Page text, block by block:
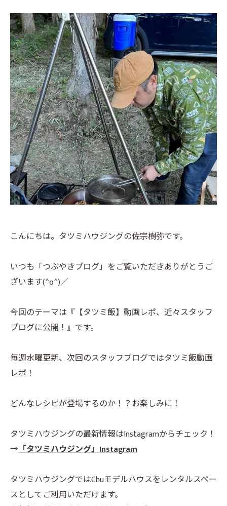
こんにちは。タツミハウジングの佐宗樹弥です。
いつも「つぶやきブログ」をご覧いただきありがとうご
ざいます(^o^)／
今回のテーマは『【タツミ飯】動画レポ、近々スタッフ
ブログに公開！』です。
毎週水曜更新、次回のスタッフブログではタツミ飯動画
レポ！
どんなレシピが登場するのか！？お楽しみに！
タツミハウジングの最新情報はInstagramからチェック！
→「タツミハウジング」Instagram
タツミハウジングではChuモデルハウスをレンタルスペー
スとしてご利用いただけます。